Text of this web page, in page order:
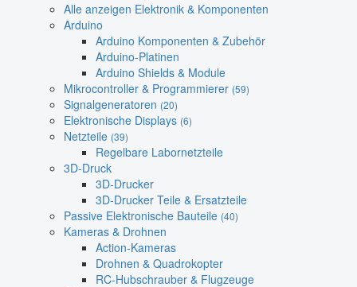
Alle anzeigen Elektronik & Komponenten
Arduino
Arduino Komponenten & Zubehör
Arduino-Platinen
Arduino Shields & Module
Mikrocontroller & Programmierer (59)
Signalgeneratoren (20)
Elektronische Displays (6)
Netzteile (39)
Regelbare Labornetzteile
3D-Druck
3D-Drucker
3D-Drucker Teile & Ersatzteile
Passive Elektronische Bauteile (40)
Kameras & Drohnen
Action-Kameras
Drohnen & Quadrokopter
RC-Hubschrauber & Flugzeuge